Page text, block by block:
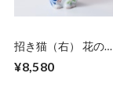
招き猫（右） 花の
¥8,580